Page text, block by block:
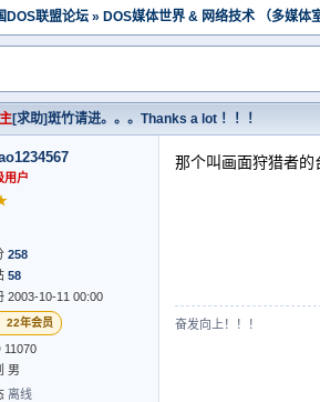
DOS联盟论坛 » DOS媒体世界 & 网络技术 （多媒体室
[求助]斑竹请进。。。Thanks a lot ！！！
用户
258
58
2003-10-11 00:00
22年会员
11070
男
离线
那个叫画面狩猎者的
奋发向上！！！